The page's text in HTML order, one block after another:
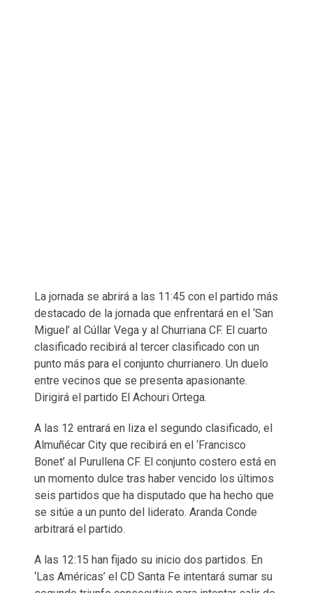
La jornada se abrirá a las 11:45 con el partido más
destacado de la jornada que enfrentará en el ‘San
Miguel’ al Cúllar Vega y al Churriana CF. El cuarto
clasificado recibirá al tercer clasificado con un
punto más para el conjunto churrianero. Un duelo
entre vecinos que se presenta apasionante.
Dirigirá el partido El Achouri Ortega.
A las 12 entrará en liza el segundo clasificado, el
Almuñécar City que recibirá en el ‘Francisco
Bonet’ al Purullena CF. El conjunto costero está en
un momento dulce tras haber vencido los últimos
seis partidos que ha disputado que ha hecho que
se sitúe a un punto del liderato. Aranda Conde
arbitrará el partido.
A las 12:15 han fijado su inicio dos partidos. En
‘Las Américas’ el CD Santa Fe intentará sumar su